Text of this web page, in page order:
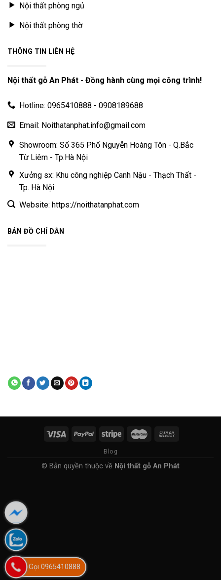
Nội thất phòng ngủ
Nội thất phòng thờ
THÔNG TIN LIÊN HỆ
Nội thất gỗ An Phát - Đồng hành cùng mọi công trình!
Hotline: 0965410888 - 0908189688
Email: Noithatanphat.info@gmail.com
Showroom: Số 365 Phố Nguyễn Hoàng Tôn - Q.Bắc
Từ Liêm - Tp.Hà Nội
Xưởng sx: Khu công nghiệp Canh Nậu - Thạch Thất -
Tp. Hà Nội
Website: https://noithatanphat.com
BẢN ĐỒ CHỈ DẪN
Gọi 0965410888
Blog
© Bản quyền thuộc về Nội thất gỗ An Phát